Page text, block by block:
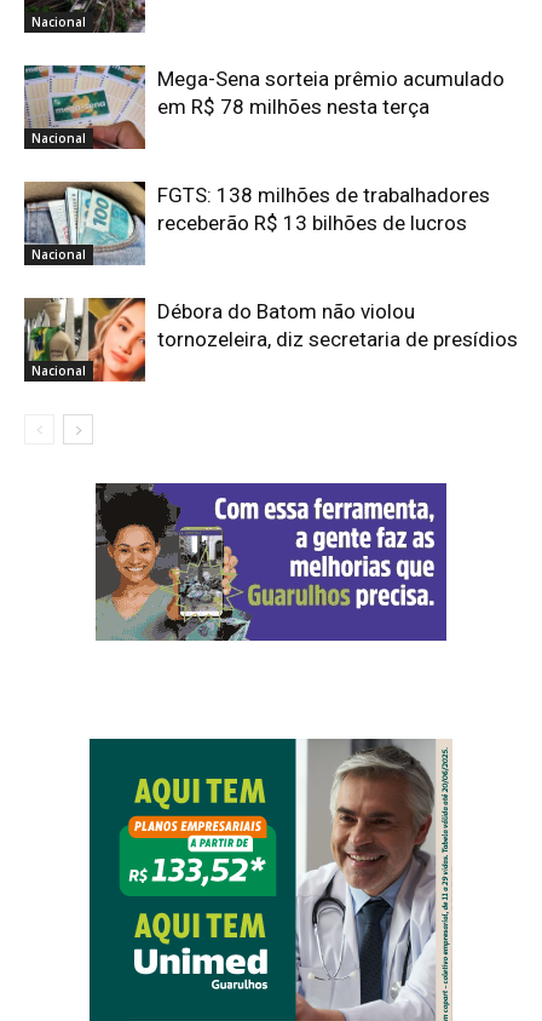
Nacional
Nacional
Mega-Sena sorteia prêmio acumulado
em R$ 78 milhões nesta terça
Nacional
FGTS: 138 milhões de trabalhadores
receberão R$ 13 bilhões de lucros
Nacional
Débora do Batom não violou
tornozeleira, diz secretaria de presídios